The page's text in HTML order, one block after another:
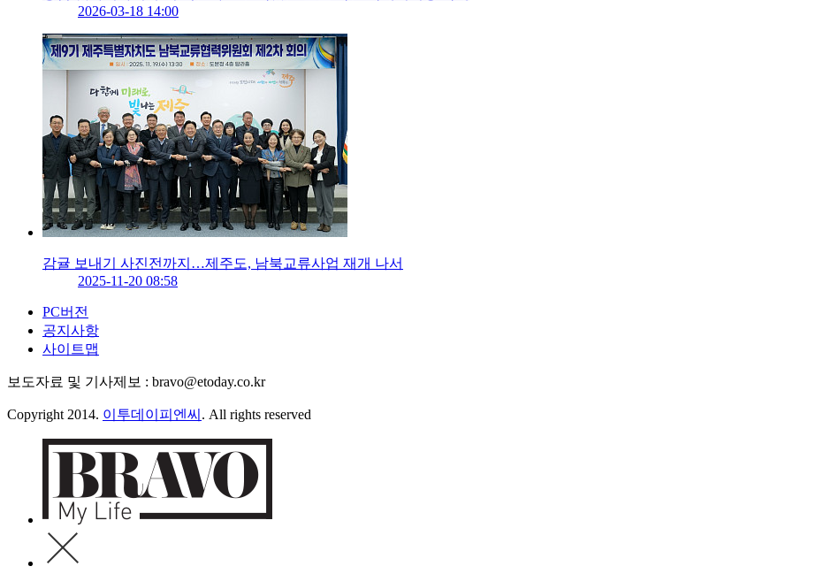
2026-03-18 14:00
감귤 보내기 사진전까지…제주도, 남북교류사업 재개 나서
2025-11-20 08:58
PC버전
공지사항
사이트맵
보도자료 및 기사제보 : bravo@etoday.co.kr
Copyright 2014. 이투데이피엔씨 . All rights reserved